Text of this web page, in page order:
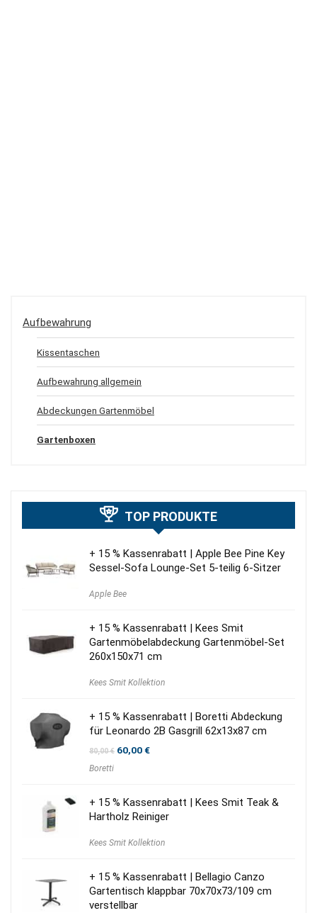
Aufbewahrung
Kissentaschen
Aufbewahrung allgemein
Abdeckungen Gartenmöbel
Gartenboxen
TOP PRODUKTE
+ 15 % Kassenrabatt | Apple Bee Pine Key
Sessel-Sofa Lounge-Set 5-teilig 6-Sitzer
Apple Bee
+ 15 % Kassenrabatt | Kees Smit
Gartenmöbelabdeckung Gartenmöbel-Set
260x150x71 cm
Kees Smit Kollektion
+ 15 % Kassenrabatt | Boretti Abdeckung
für Leonardo 2B Gasgrill 62x13x87 cm
80,00€ Ursprünglicher
60,00€Aktueller
Boretti
+ 15 % Kassenrabatt | Kees Smit Teak &
Hartholz Reiniger
Kees Smit Kollektion
+ 15 % Kassenrabatt | Bellagio Canzo
Gartentisch klappbar 70x70x73/109 cm
verstellbar